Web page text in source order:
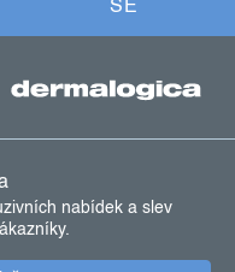
SE
nabídek a slev